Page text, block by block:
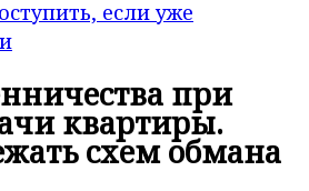
если уже
при
квартиры.
схем обмана